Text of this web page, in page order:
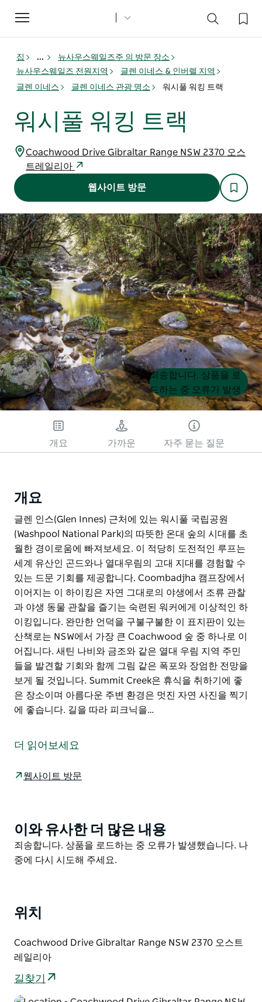
Toggle
navigation
집 ...
뉴사우스웨일즈주 의 방문 장소
뉴사우스웨일즈 전원지역
글렌 이네스 & 인버렐 지역
글렌 이네스
글렌 이네스 관광 명소 워시풀 워킹 트랙
워시풀 워킹 트랙
Coachwood Drive Gibraltar Range NSW 2370 오스
트레일리아
웹사이트 방문
Product
List
Product
List
죄송합니다. 상품을 로
드하는 중 오류가 발생
했습니다. 나중에 다시
시도해 주세요.
개요 가까운 자주 묻는 질문
개요
글렌 인스(Glen Innes) 근처에 있는 워시풀 국립공원
(Washpool National Park)의 따뜻한 온대 숲의 시대를 초
월한 경이로움에 빠져보세요. 이 적당히 도전적인 루프는
세계 유산인 곤드와나 열대우림의 고대 지대를 경험할 수
있는 드문 기회를 제공합니다. Coombadjha 캠프장에서
이어지는 이 하이킹은 자연 그대로의 야생에서 조류 관찰
과 야생 동물 관찰을 즐기는 숙련된 워커에게 이상적인 하
이킹입니다. 완만한 언덕을 구불구불한 이 표지판이 있는
산책로는 NSW에서 가장 큰 Coachwood 숲 중 하나로 이
어집니다. 새틴 나비와 금조와 같은 열대 우림 지역 주민
들을 발견할 기회와 함께 그림 같은 폭포와 장엄한 전망을
보게 될 것입니다. Summit Creek은 휴식을 취하기에 좋
은 장소이며 아름다운 주변 환경은 멋진 자연 사진을 찍기
에 좋습니다. 길을 따라 피크닉을…
(Washpool National Park)의 따뜻한 온대 숲의 시대를 초
있는 드문 기회를 제공합니다. Coombadjha 캠프장에서
이킹입니다.
완만한 언덕을 구불구불한 이 표지판이 있는 산책로는
NSW에서 가장 큰 Coachwood 숲 중 하나로 이어집니다.
입니다.
운 주변 환경은 멋진 자연 사진을 찍기에 좋습니다. 길을
따라 피크닉을 즐기거나 캠프장에서 바비큐 점심을 먹기
위해 돌아가십시오.
더 읽어보세요
웹사이트 방문
Product
List
이와 유사한 더 많은 내용
Product
List
죄송합니다. 상품을 로드하는 중 오류가 발생했습니다. 나
중에 다시 시도해 주세요.
위치
Coachwood Drive Gibraltar Range NSW 2370 오스트
레일리아
길찾기